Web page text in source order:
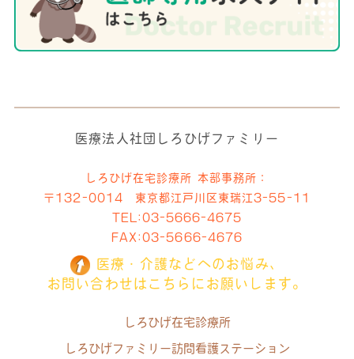
医療法人社団しろひげファミリー
しろひげ在宅診療所 本部事務所：
〒132-0014 東京都江戸川区東瑞江3-55-11
TEL: 03-5666-4675
FAX:03-5666-4676
医療・介護などへのお悩み、
お問い合わせはこちらにお願いします。
しろひげ在宅診療所
しろひげファミリー訪問看護ステーション